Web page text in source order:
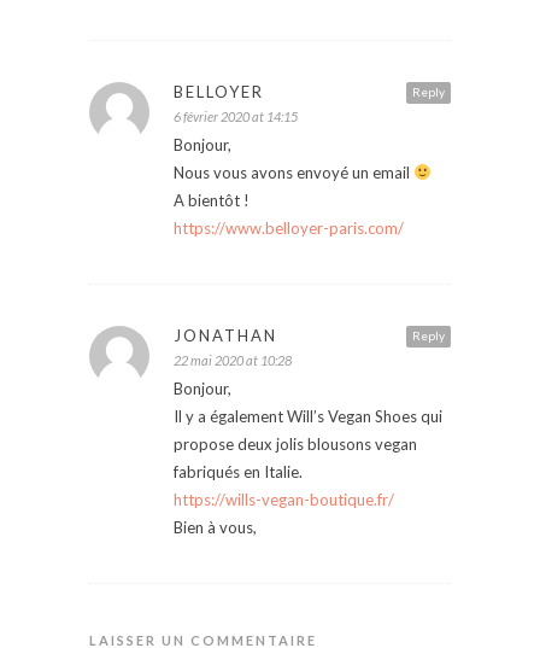
Reply
BELLOYER
6 février 2020 at 14:15
Bonjour,
Nous vous avons envoyé un email
A bientôt !
https://www.belloyer-paris.com/
Reply
JONATHAN
22 mai 2020 at 10:28
Bonjour,
Il y a également Will’s Vegan Shoes qui
propose deux jolis blousons vegan
fabriqués en Italie.
https://wills-vegan-boutique.fr/
Bien à vous,
LAISSER UN COMMENTAIRE